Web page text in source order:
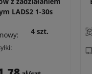
LADS2 1-30s
opóźnione
po załączeniu
4 szt.
Cena